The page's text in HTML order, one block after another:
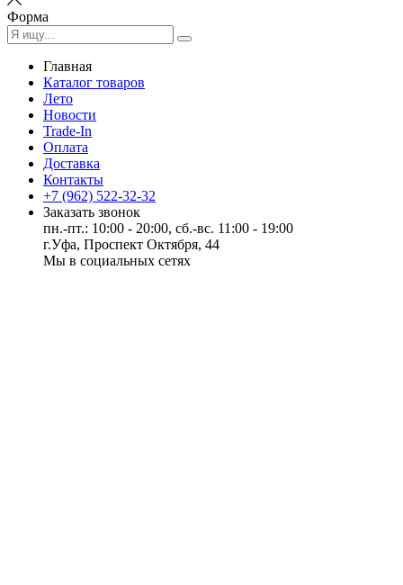
Форма
Главная
Каталог товаров
Лето
Новости
Trade-In
Оплата
Доставка
Контакты
+7 (962) 522-32-32
Заказать звонок
пн.-пт.: 10:00 - 20:00, сб.-вс. 11:00 - 19:00
г.Уфа, Проспект Октября, 44
Мы в социальных сетях